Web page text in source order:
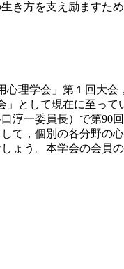
き方を支え励ますた
理学会」第１回大
として現在に至っ
淳一委員長）で第90
て，個別の各分野の
ょう。本学会の会員